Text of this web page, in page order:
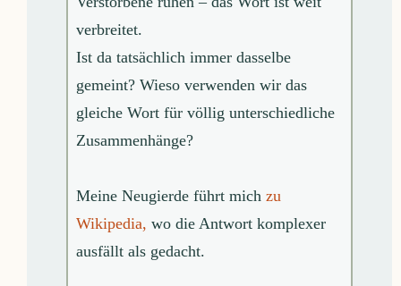
verbreitet.
Ist da tatsächlich immer dasselbe
gemeint? Wieso verwenden wir das
gleiche Wort für völlig unterschiedliche
Zusammenhänge?
Meine Neugierde führt michzu
Wikipedia, wo die Antwort komplexer
ausfällt als gedacht.